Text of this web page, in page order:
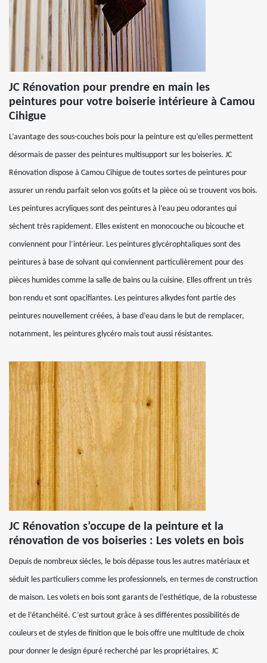
JC Rénovation pour prendre en main les
peintures pour votre boiserie intérieure à Camou
Cihigue
L’avantage des sous-couches bois pour la peinture est qu’elles permettent
désormais de passer des peintures multisupport sur les boiseries. JC
Rénovation dispose à Camou Cihigue de toutes sortes de peintures pour
assurer un rendu parfait selon vos goûts et la pièce où se trouvent vos bois.
Les peintures acryliques sont des peintures à l’eau peu odorantes qui
sèchent très rapidement. Elles existent en monocouche ou bicouche et
conviennent pour l’intérieur. Les peintures glycérophtaliques sont des
peintures à base de solvant qui conviennent particulièrement pour des
pièces humides comme la salle de bains ou la cuisine. Elles offrent un très
bon rendu et sont opacifiantes. Les peintures alkydes font partie des
peintures nouvellement créées, à base d’eau dans le but de remplacer,
notamment, les peintures glycéro mais tout aussi résistantes.
JC Rénovation s’occupe de la peinture et la
rénovation de vos boiseries : Les volets en bois
Depuis de nombreux siècles, le bois dépasse tous les autres matériaux et
séduit les particuliers comme les professionnels, en termes de construction
de maison. Les volets en bois sont garants de l’esthétique, de la robustesse
et de l’étanchéité. C’est surtout grâce à ses différentes possibilités de
couleurs et de styles de finition que le bois offre une multitude de choix
pour donner le design épuré recherché par les propriétaires. JC